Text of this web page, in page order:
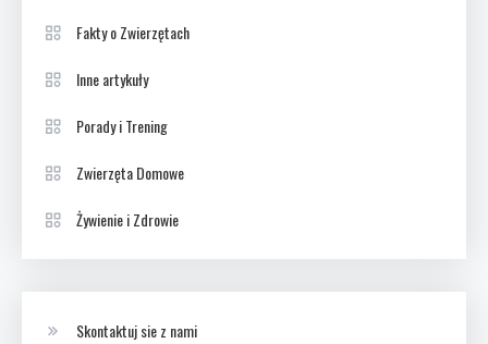
Fakty o Zwierzętach
Inne artykuły
Porady i Trening
Zwierzęta Domowe
Żywienie i Zdrowie
Skontaktuj sie z nami